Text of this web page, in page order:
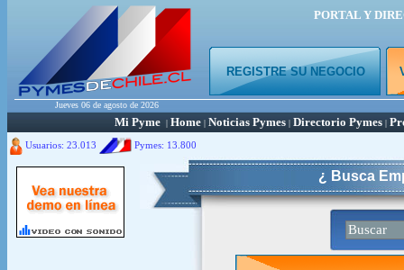
PORTAL Y
REGISTRE SU NEGOCIO
Jueves 06 de agosto de 2026
Mi Pyme | Home | Noticias Pymes | Directorio Pymes |
Usuarios: 23.013 Pymes: 13.800
¿ Busca